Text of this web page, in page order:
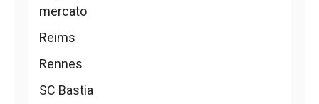
mercato
Reims
Rennes
SC Bastia